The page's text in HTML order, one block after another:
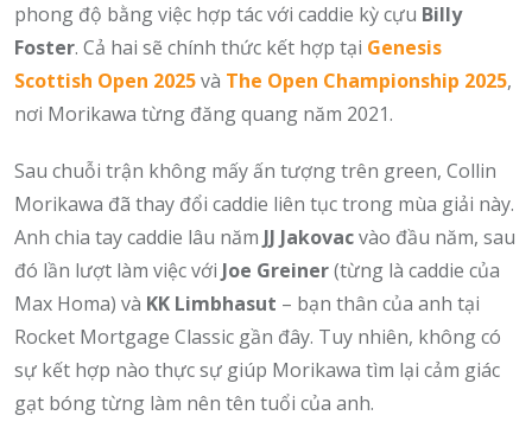
phong độ bằng việc hợp tác với caddie kỳ cựu Billy
Foster. Cả hai sẽ chính thức kết hợp tại Genesis
Scottish Open 2025và The Open Championship 2025,
nơi Morikawa từng đăng quang năm 2021.
Sau chuỗi trận không mấy ấn tượng trên green, Collin
Morikawa đã thay đổi caddie liên tục trong mùa giải này.
Anh chia tay caddie lâu năm JJ Jakovacvào đầu năm, sau
đó lần lượt làm việc với Joe Greiner(từng là caddie của
Max Homa) và KK Limbhasut – bạn thân của anh tại
Rocket Mortgage Classic gần đây. Tuy nhiên, không có
sự kết hợp nào thực sự giúp Morikawa tìm lại cảm giác
gạt bóng từng làm nên tên tuổi của anh.